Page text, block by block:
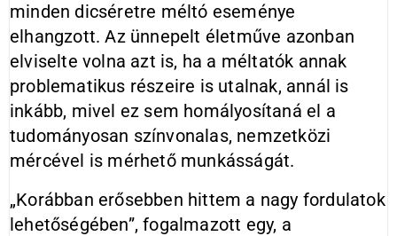
minden dicséretre méltó eseménye
elhangzott. Az ünnepelt életműve azonban
elviselte volna azt is, ha a méltatók annak
problematikus részeire is utalnak, annál is
inkább, mivel ez sem homályosítaná el a
tudományosan színvonalas, nemzetközi
mércével is mérhető munkásságát.
„Korábban erősebben hittem a nagy fordulatok
lehetőségében”, fogalmazott egy, a